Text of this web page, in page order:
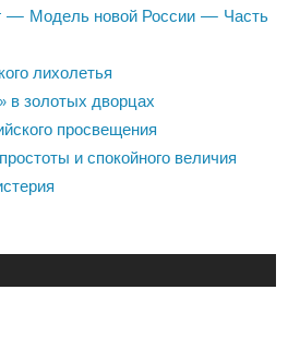
— Модель новой России — Часть
лихолетья
в золотых дворцах
просвещения
и спокойного величия